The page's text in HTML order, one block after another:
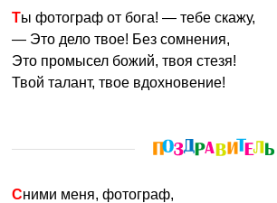
Ты фотограф от бога! — тебе скажу,
— Это дело твое! Без сомнения,
Это промысел божий, твоя стезя!
Твой талант, твое вдохновение!
Сними меня, фотограф,